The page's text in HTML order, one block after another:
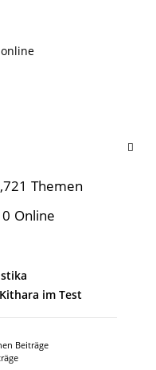
Themen
Online
Kithara im Test
Beiträge